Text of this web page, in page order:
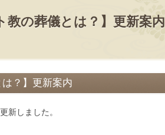
の葬儀とは？】更新案内
？】更新案内
新しました。